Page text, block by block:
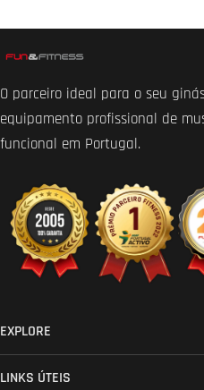
O parceiro ideal para o seu
equipamento profissional de
funcional em Portugal.
EXPLORE
LINKS ÚTEIS